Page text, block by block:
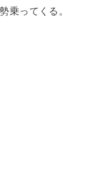
乗ってくる。